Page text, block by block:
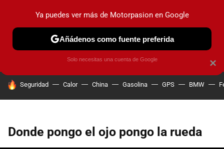
PRUEBAS COCHES ELÉCTRICOS OBSERVATORIO
HOY SE HABLA DE
Seguridad Calor China Gasolina GPS BMW
Donde pongo el ojo pongo la rueda
×
Ya puedes ver más de Motorpasion en Google
Añádenos como fuente preferida
Solo necesitas una cuenta de Google